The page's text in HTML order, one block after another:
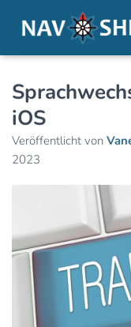
iOS
Veröffentlicht von
2023